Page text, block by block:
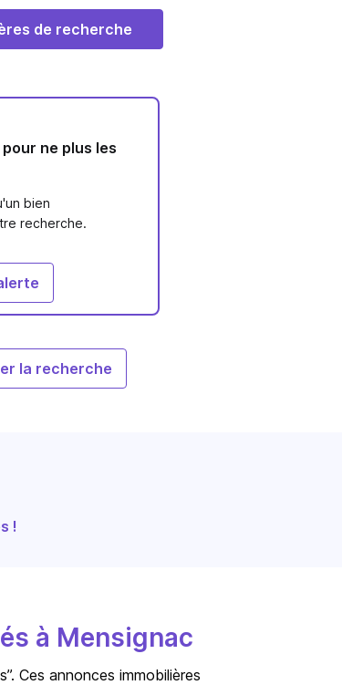
de recherche
pour ne plus les
bien
recherche.
la recherche
!
à Mensignac
Ces annonces immobilières